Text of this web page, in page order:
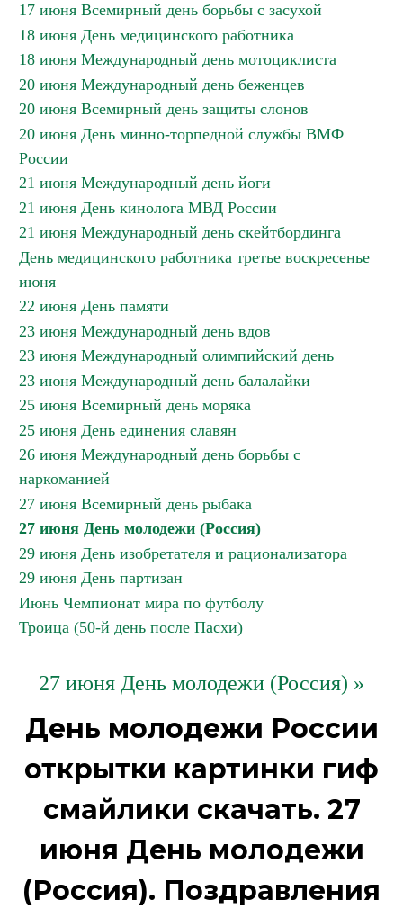
17 июня Всемирный день борьбы с засухой
18 июня День медицинского работника
18 июня Международный день мотоциклиста
20 июня Международный день беженцев
20 июня Всемирный день защиты слонов
20 июня День минно-торпедной службы ВМФ
России
21 июня Международный день йоги
21 июня День кинолога МВД России
21 июня Международный день скейтбординга
День медицинского работника третье воскресенье
июня
22 июня День памяти
23 июня Международный день вдов
23 июня Международный олимпийский день
23 июня Международный день балалайки
25 июня Всемирный день моряка
25 июня День единения славян
26 июня Международный день борьбы с
наркоманией
27 июня Всемирный день рыбака
27 июня День молодежи (Россия)
29 июня День изобретателя и рационализатора
29 июня День партизан
Июнь Чемпионат мира по футболу
Троица (50-й день после Пасхи)
27 июня День молодежи (Россия) »
День молодежи России
открытки картинки гиф
смайлики скачать. 27
июня День молодежи
(Россия). Поздравления